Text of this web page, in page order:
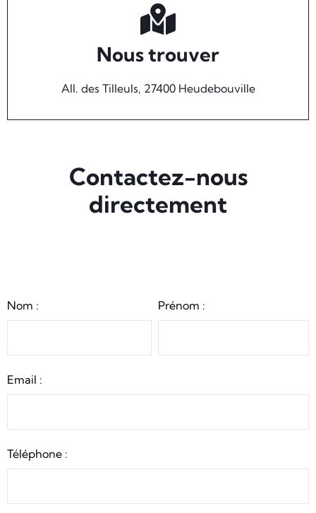
Nous trouver
All. des Tilleuls, 27400 Heudebouville
Contactez-nous
directement
Nom : Prénom :
Email :
Téléphone :